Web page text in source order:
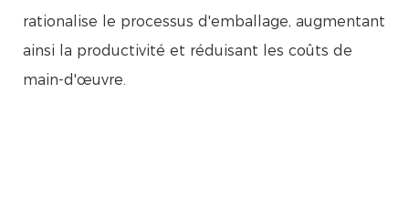
rationalise le processus d'emballage, augmentant
ainsi la productivité et réduisant les coûts de
main-d'œuvre.